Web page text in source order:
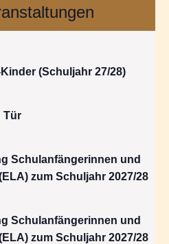
(Schuljahr 27/28)
Tür
Schulanfängerinnen und
zum Schuljahr 2027/28
Schulanfängerinnen und
zum Schuljahr 2027/28